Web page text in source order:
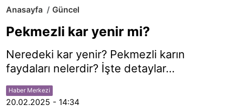
Anasayfa Güncel
Pekmezli kar yenir mi?
Neredeki kar yenir? Pekmezli karın
faydaları nelerdir? İşte detaylar...
Haber Merkezi
20.02.2025 - 14:34